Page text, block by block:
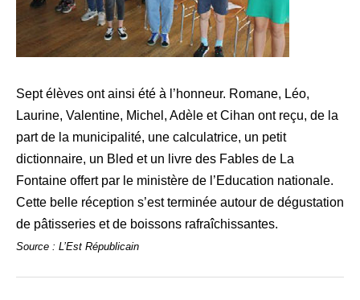
Sept élèves ont ainsi été à l’honneur. Romane, Léo,
Laurine, Valentine, Michel, Adèle et Cihan ont reçu, de la
part de la municipalité, une calculatrice, un petit
dictionnaire, un Bled et un livre des Fables de La
Fontaine offert par le ministère de l’Education nationale.
Cette belle réception s’est terminée autour de dégustation
de pâtisseries et de boissons rafraîchissantes.
Source : L’Est Républicain